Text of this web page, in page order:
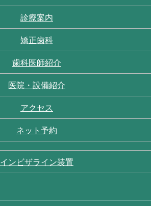
診療案内
矯正歯科
歯科医師紹介
医院・設備紹介
アクセス
ネット予約
インビザライン装置